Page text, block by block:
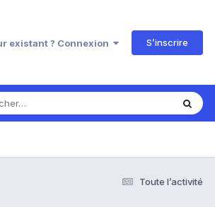
existant ? Connexion S’inscrire
Toute l’activité